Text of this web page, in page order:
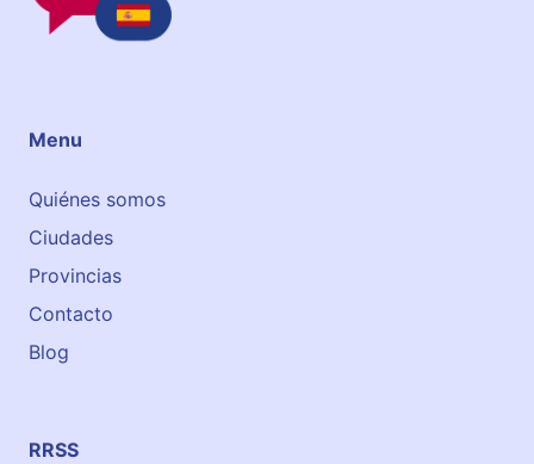
H
o
Menu
Quiénes somos
Ciudades
Provincias
Contacto
Blog
RRSS